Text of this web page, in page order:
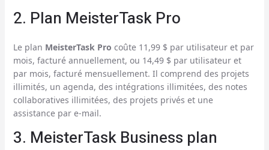
2. Plan MeisterTask Pro
Le plan MeisterTask Pro coûte 11,99 $ par utilisateur et par
mois, facturé annuellement, ou 14,49 $ par utilisateur et
par mois, facturé mensuellement. Il comprend des projets
illimités, un agenda, des intégrations illimitées, des notes
collaboratives illimitées, des projets privés et une
assistance par e-mail.
3. MeisterTask Business plan